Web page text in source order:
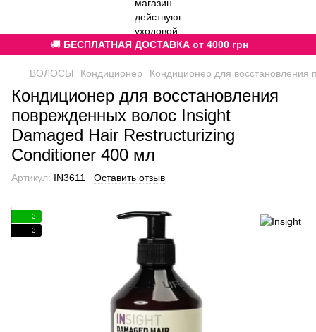
🚚 БЕСПЛАТНАЯ ДОСТАВКА от 4000 грн
ВОЛОСЫ Кондиционер Кондиционер для
Кондиционер для восстановления
поврежденных волос Insight
Damaged Hair Restructurizing
Conditioner 400 мл
Артикул: IN3611 Оставить отзыв
3
3